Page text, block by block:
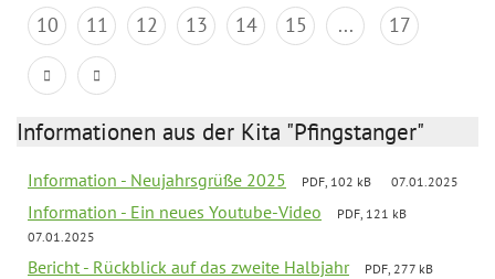
10
11 12 13 14 15 ... 17
Informationen aus der Kita "Pfingstanger"
Information - Neujahrsgrüße 2025 PDF, 102 kB 07.01.2025
Information - Ein neues Youtube-Video
PDF, 121 kB
07.01.2025
Bericht - Rückblick auf das zweite Halbjahr
PDF, 277 kB